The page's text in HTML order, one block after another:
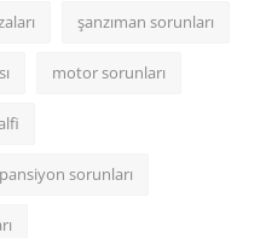
şanzıman sorunları
motor sorunları
sorunları